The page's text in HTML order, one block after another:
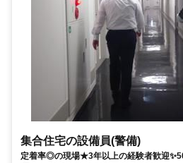
集合住宅の設備員(警備)
定着率◎の現場★3年以上の経験者歓迎